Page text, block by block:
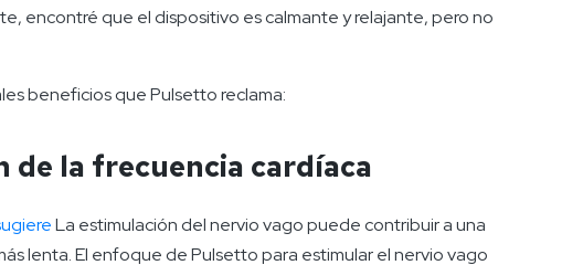
encontré que el dispositivo es calmante y relajante, pero no
beneficios que Pulsetto reclama:
de la frecuencia cardíaca
La estimulación del nervio vago puede contribuir a una
lenta. El enfoque de Pulsetto para estimular el nervio vago